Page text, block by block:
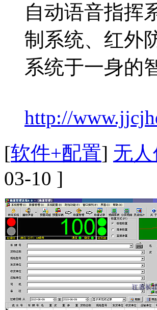
自动语音指挥
制系统、红外
系统于一身的
http://
[软件+配置] 无
03-10 ]